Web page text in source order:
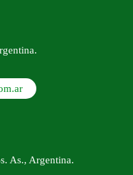
As., Argentina.